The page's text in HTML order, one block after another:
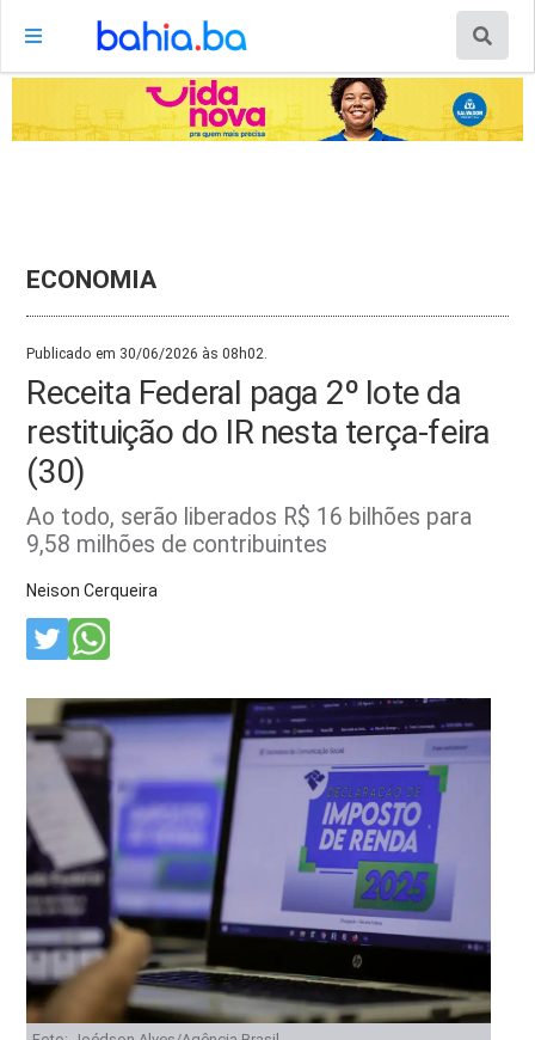
ECONOMIA
Publicado em 30/06/2026 às 08h02.
Receita Federal paga 2º lote da
restituição do IR nesta terça-feira
(30)
Ao todo, serão liberados R$ 16 bilhões para
9,58 milhões de contribuintes
Neison Cerqueira